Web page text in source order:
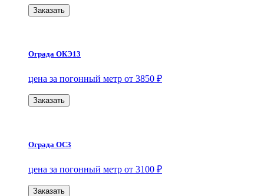
Заказать
Ограда ОКЭ13
цена за погонный метр от 3850 ₽
Заказать
Ограда ОС3
цена за погонный метр от 3100 ₽
Заказать